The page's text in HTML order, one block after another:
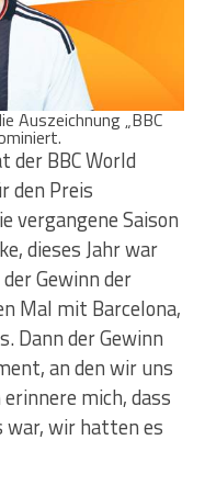
Auszeichnung „BBC
der BBC World
den Preis
vergangene Saison
dieses Jahr war
Gewinn der
Mal mit Barcelona,
Dann der Gewinn
an den wir uns
mich, dass
war, wir hatten es